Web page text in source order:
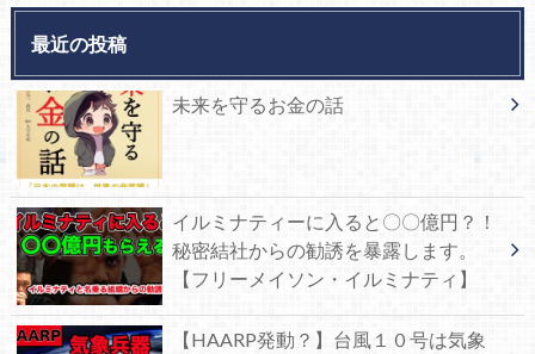
最近の投稿
未来を守るお金の話
イルミナティーに入ると〇〇億円？！
秘密結社からの勧誘を暴露します。
【フリーメイソン・イルミナティ】
【HAARP発動？】台風１０号は気象